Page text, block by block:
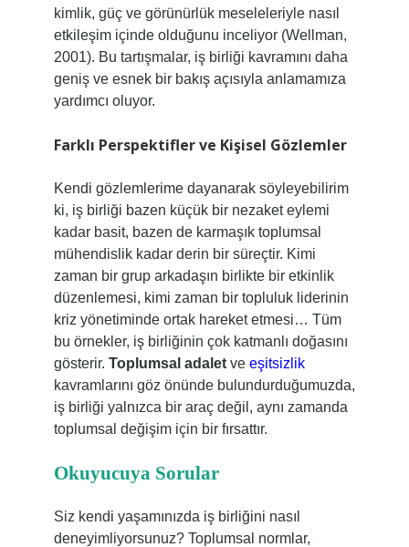
kimlik, güç ve görünürlük meseleleriyle nasıl
etkileşim içinde olduğunu inceliyor (Wellman,
2001). Bu tartışmalar, iş birliği kavramını daha
geniş ve esnek bir bakış açısıyla anlamamıza
yardımcı oluyor.
Farklı Perspektifler ve Kişisel Gözlemler
Kendi gözlemlerime dayanarak söyleyebilirim
ki, iş birliği bazen küçük bir nezaket eylemi
kadar basit, bazen de karmaşık toplumsal
mühendislik kadar derin bir süreçtir. Kimi
zaman bir grup arkadaşın birlikte bir etkinlik
düzenlemesi, kimi zaman bir topluluk liderinin
kriz yönetiminde ortak hareket etmesi… Tüm
bu örnekler, iş birliğinin çok katmanlı doğasını
gösterir. Toplumsal adaletve eşitsizlik
kavramlarını göz önünde bulundurduğumuzda,
iş birliği yalnızca bir araç değil, aynı zamanda
toplumsal değişim için bir fırsattır.
Okuyucuya Sorular
Siz kendi yaşamınızda iş birliğini nasıl
deneyimliyorsunuz? Toplumsal normlar,